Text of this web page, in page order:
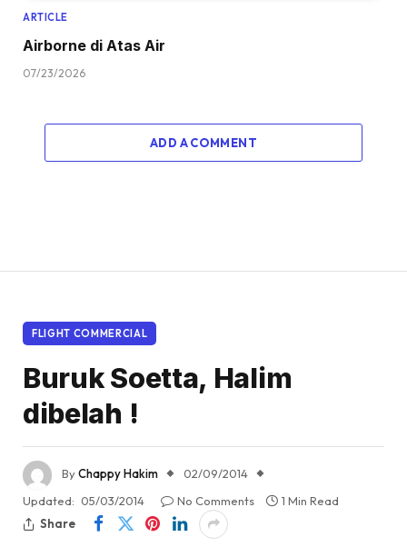
ARTICLE
Airborne di Atas Air
07/23/2026
ADD A COMMENT
FLIGHT COMMERCIAL
Buruk Soetta, Halim
dibelah !
ByChappy Hakim
02/09/2014
Updated: 05/03/2014 No Comments
1 Min Read
Share